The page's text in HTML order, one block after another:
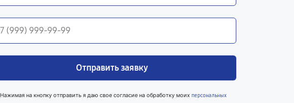
Отправить заявку
Нажимая на кнопку отправить я даю свое согласие на обработку моих персональных